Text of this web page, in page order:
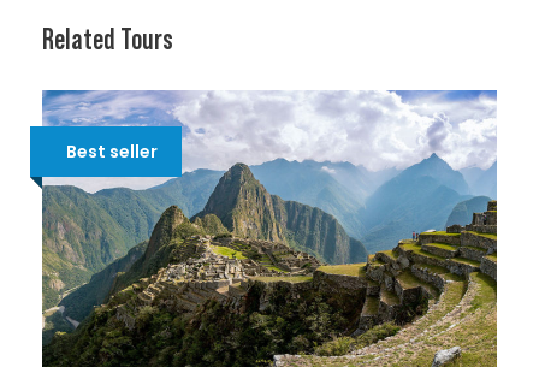
Related Tours
Best seller